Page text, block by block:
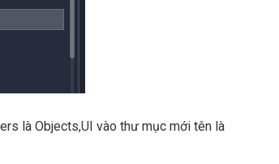
là Objects,UI vào thư mục mới tên là